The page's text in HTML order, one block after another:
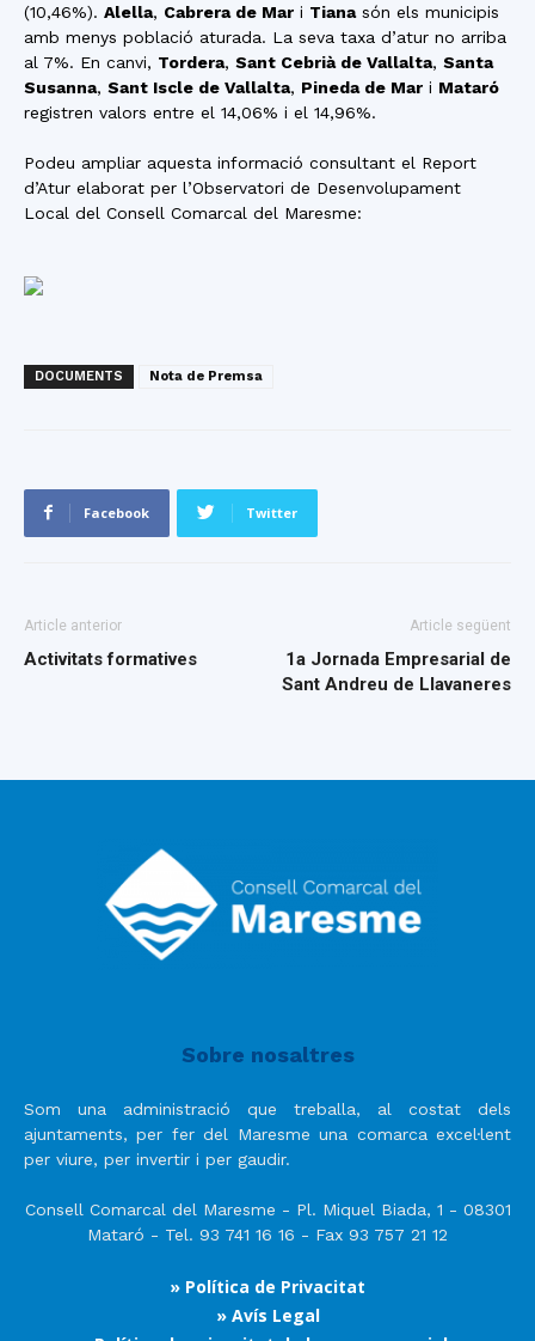
(10,46%). Alella, Cabrera de Mar i Tianasón els municipis
amb menys població aturada. La seva taxa d’atur no arriba
al 7%. En canvi, Tordera, Sant Cebrià de Vallalta, Santa
Susanna, Sant Iscle de Vallalta, Pineda de Mar i Mataró
registren valors entre el 14,06% i el 14,96%.
Podeu ampliar aquesta informació consultant el Report
d’Atur elaborat per l’Observatori de Desenvolupament
Local del Consell Comarcal del Maresme:
DOCUMENTS Nota de Premsa
Facebook Twitter
Article anterior
Activitats formatives
Article següent
1a Jornada Empresarial de
Sant Andreu de Llavaneres
Sobre nosaltres
Som una administració que treballa, al costat dels
ajuntaments, per fer del Maresme una comarca excel·lent
per viure, per invertir i per gaudir.
Consell Comarcal del Maresme - Pl. Miquel Biada, 1 - 08301
Mataró - Tel. 93 741 16 16 - Fax 93 757 21 12
» Política de Privacitat
» Avís Legal